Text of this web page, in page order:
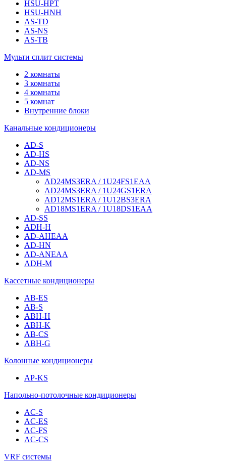
HSU-HPT
HSU-HNH
AS-TD
AS-NS
AS-TB
Мульти сплит системы
2 комнаты
3 комнаты
4 комнаты
5 комнат
Внутренние блоки
Канальные кондиционеры
AD-S
AD-HS
AD-NS
AD-MS
AD24MS3ERA / 1U24FS1EAA
AD24MS3ERA / 1U24GS1ERA
AD12MS1ERA / 1U12BS3ERA
AD18MS1ERA / 1U18DS1EAA
AD-SS
ADH-H
AD-AHEAA
AD-HN
AD-ANEAA
ADH-M
Кассетные кондиционеры
AB-ES
AB-S
ABH-H
ABH-K
AB-CS
ABH-G
Колонные кондиционеры
AP-KS
Напольно-потолочные кондиционеры
AC-S
AC-ES
AC-FS
AC-CS
VRF системы